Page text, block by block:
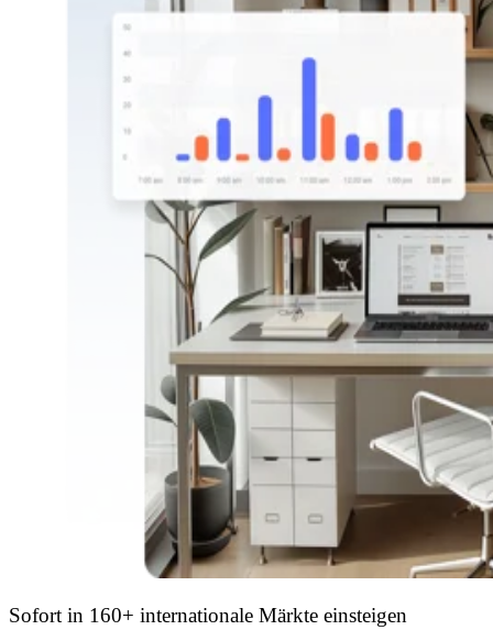
Sofort in 160+ internationale Märkte einsteigen